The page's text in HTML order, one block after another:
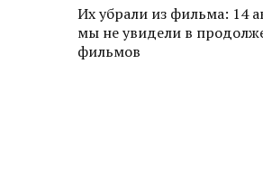
Их убрали из фильма: 14
мы не увидели в
фильмов